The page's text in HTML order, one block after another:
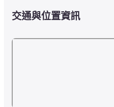
交通與位置資訊